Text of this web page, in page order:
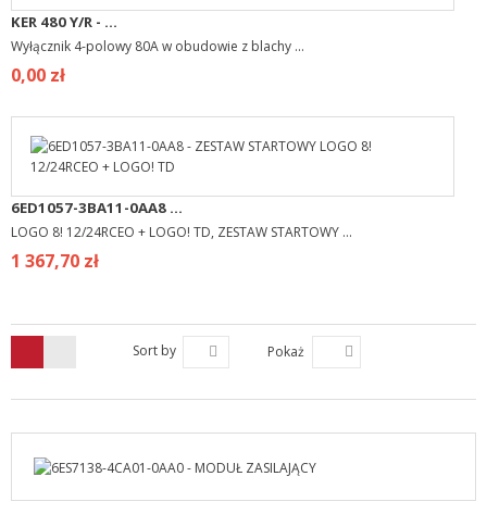
KER 480 Y/R - ...
Wyłącznik 4-polowy 80A w obudowie z blachy ...
0,00 zł
6ED1057-3BA11-0AA8 ...
LOGO 8! 12/24RCEO + LOGO! TD, ZESTAW STARTOWY ...
1 367,70 zł
Sort by Pokaż